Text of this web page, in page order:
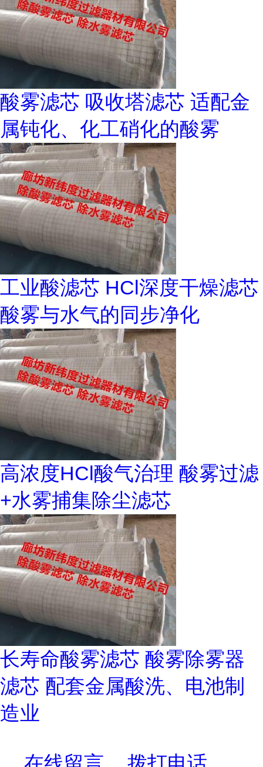
酸雾滤芯 吸收塔滤芯 适配金
属钝化、化工硝化的酸雾
工业酸滤芯 HCl深度干燥滤芯
酸雾与水气的同步净化
高浓度HCl酸气治理 酸雾过滤
+水雾捕集除尘滤芯
长寿命酸雾滤芯 酸雾除雾器
滤芯 配套金属酸洗、电池制
造业